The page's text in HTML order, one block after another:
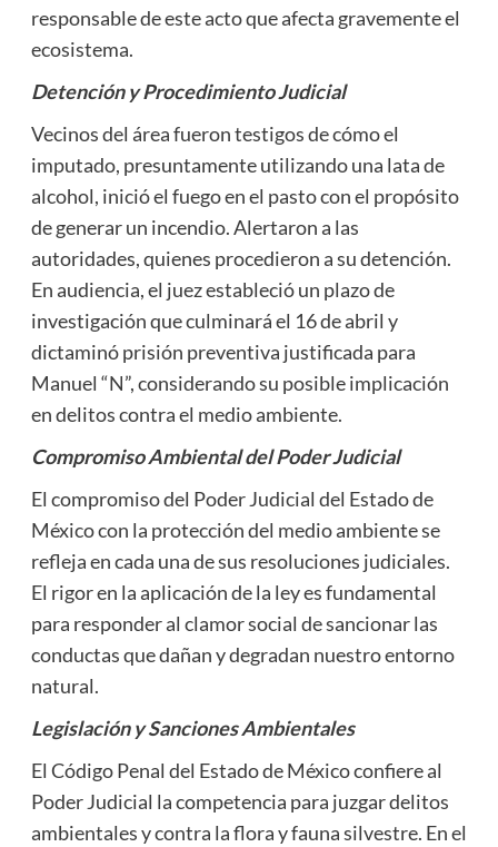
responsable de este acto que afecta gravemente el
ecosistema.
Detención y Procedimiento Judicial
Vecinos del área fueron testigos de cómo el
imputado, presuntamente utilizando una lata de
alcohol, inició el fuego en el pasto con el propósito
de generar un incendio. Alertaron a las
autoridades, quienes procedieron a su detención.
En audiencia, el juez estableció un plazo de
investigación que culminará el 16 de abril y
dictaminó prisión preventiva justificada para
Manuel “N”, considerando su posible implicación
en delitos contra el medio ambiente.
Compromiso Ambiental del Poder Judicial
El compromiso del Poder Judicial del Estado de
México con la protección del medio ambiente se
refleja en cada una de sus resoluciones judiciales.
El rigor en la aplicación de la ley es fundamental
para responder al clamor social de sancionar las
conductas que dañan y degradan nuestro entorno
natural.
Legislación y Sanciones Ambientales
El Código Penal del Estado de México confiere al
Poder Judicial la competencia para juzgar delitos
ambientales y contra la flora y fauna silvestre. En el